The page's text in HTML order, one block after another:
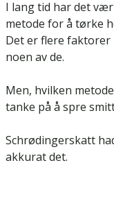
I lang tid har det
metode for å tørke
Det er flere faktorer
noen av de.
Men, hvilken
tanke på å spre
Schrødingerskatt
akkurat det.